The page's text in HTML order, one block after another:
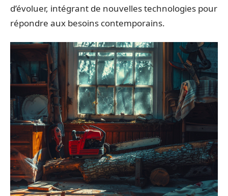
d’évoluer, intégrant de nouvelles technologies pour
répondre aux besoins contemporains.